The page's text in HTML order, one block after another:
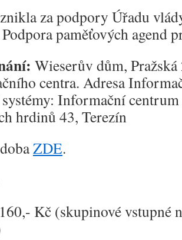
za podpory Úřadu
paměťových agend
Wieserův dům,
centra. Adresa
Informační
hrdinů 43, Terezín
ZDE.
Kč (skupinové vstupné